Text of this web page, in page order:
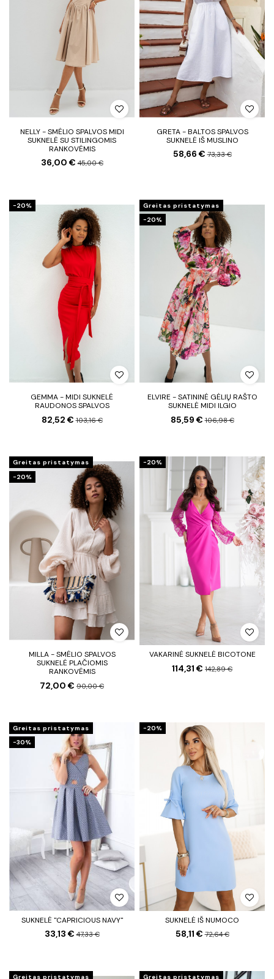
NELLY - SMĖLIO SPALVOS MIDI
SUKNELĖ SU STILINGOMIS
RANKOVĖMIS
36,00 €45,00 €
GRETA - BALTOS SPALVOS
SUKNELĖ IŠ MUSLINO
58,66 €73,33 €
−20%
GEMMA - MIDI SUKNELĖ
RAUDONOS SPALVOS
82,52 €103,16 €
Greitas pristatymas
−20%
ELVIRE - SATININĖ GĖLIŲ RAŠTO
SUKNELĖ MIDI ILGIO
85,59 €106,98 €
Greitas pristatymas
−20%
MILLA - SMĖLIO SPALVOS
SUKNELĖ PLAČIOMIS
RANKOVĖMIS
72,00 € 90,00 €
−20%
VAKARINĖ SUKNELĖ BICOTONE
114,31 € 142,89 €
Greitas pristatymas
−30%
SUKNELĖ "CAPRICIOUS NAVY"
33,13 €47,33 €
−20%
SUKNELĖ IŠ NUMOCO
58,11 €72,64 €
Greitas pristatymas Greitas pristatymas